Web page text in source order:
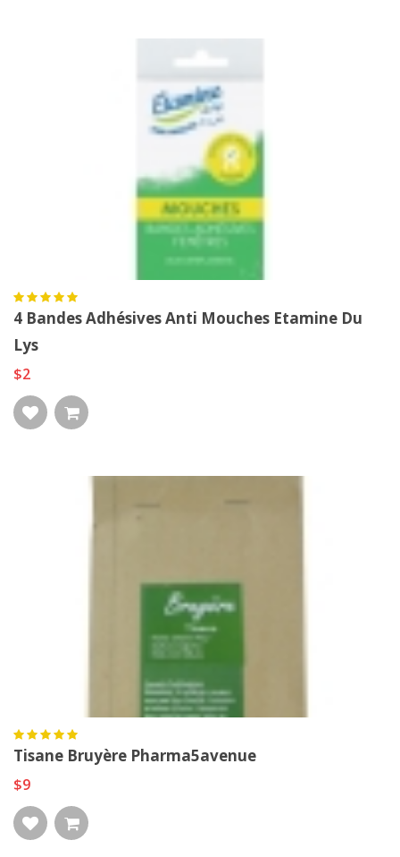
4 Bandes Adhésives Anti Mouches Etamine Du
Lys
$2
Tisane Bruyère Pharma5avenue
$9